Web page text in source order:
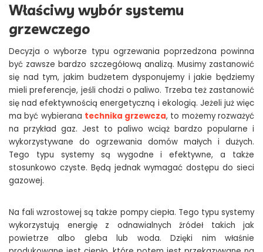
Właściwy wybór systemu
grzewczego
Decyzja o wyborze typu ogrzewania poprzedzona powinna
być zawsze bardzo szczegółową analizą. Musimy zastanowić
się nad tym, jakim budżetem dysponujemy i jakie będziemy
mieli preferencje, jeśli chodzi o paliwo. Trzeba też zastanowić
się nad efektywnością energetyczną i ekologią. Jeżeli już więc
ma być wybierana technika grzewcza, to możemy rozważyć
na przykład gaz. Jest to paliwo wciąż bardzo popularne i
wykorzystywane do ogrzewania domów małych i dużych.
Tego typu systemy są wygodne i efektywne, a także
stosunkowo czyste. Będą jednak wymagać dostępu do sieci
gazowej.
Na fali wzrostowej są także pompy ciepła. Tego typu systemy
wykorzystują energię z odnawialnych źródeł takich jak
powietrze albo gleba lub woda. Dzięki nim właśnie